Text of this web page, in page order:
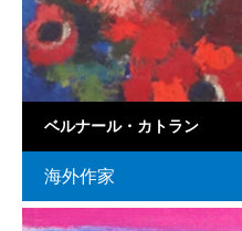
ベルナール・カトラン
海外作家